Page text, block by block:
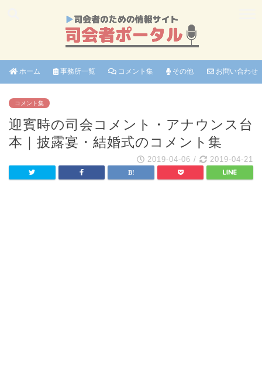
ホーム 事務所一覧 コメント集 その他 お問い合わせ
コメント集
迎賓時の司会コメント・アナウンス台
本｜披露宴・結婚式のコメント集
2019-04-06 / 2019-04-21